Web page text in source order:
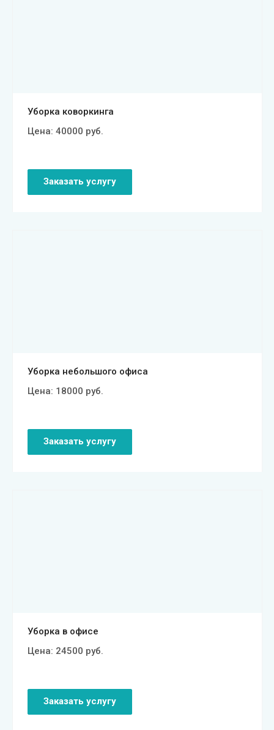
Уборка коворкинга
Цена: 40000 руб.
Заказать услугу
Уборка небольшого офиса
Цена: 18000 руб.
Заказать услугу
Уборка в офисе
Цена: 24500 руб.
Заказать услугу